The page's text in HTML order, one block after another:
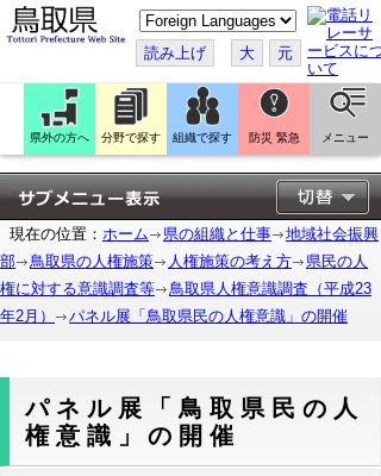
こ
の
ペ
ー
ジ
翻
訳
す
る
読み上げ 大 元
県外の方へ 分野で探す 組織で探す 防災 緊急 メニュー
現在の位置： ホーム 県の組織と仕事
地域社会振興
部
鳥取県の人権施策 人権施策の考え方
県民の人
権に対する意識調査等
鳥取県人権意識調査（平成23
年2月）
パネル展「鳥取県民の人権意識」の開催
パネル展「鳥取県民の人
権意識」の開催